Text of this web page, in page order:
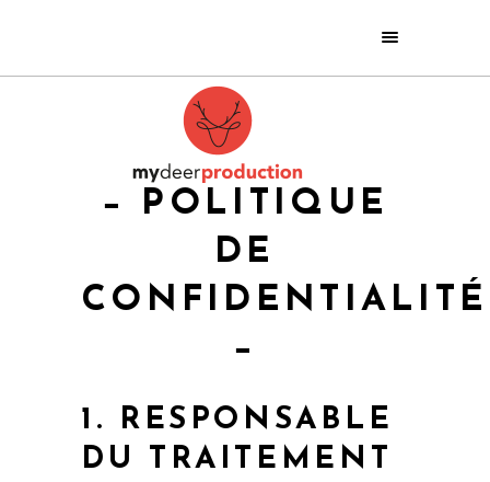
− POLITIQUE
DE
CONFIDENTIALITÉ
−
1. RESPONSABLE
DU TRAITEMENT